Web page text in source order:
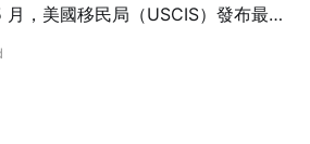
，美國移民局（USCIS）發布最新
申請綠卡（Adjustment of